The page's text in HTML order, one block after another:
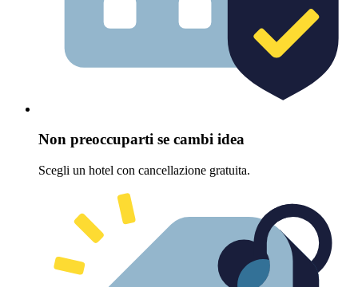
Non preoccuparti se cambi idea
Scegli un hotel con cancellazione gratuita.